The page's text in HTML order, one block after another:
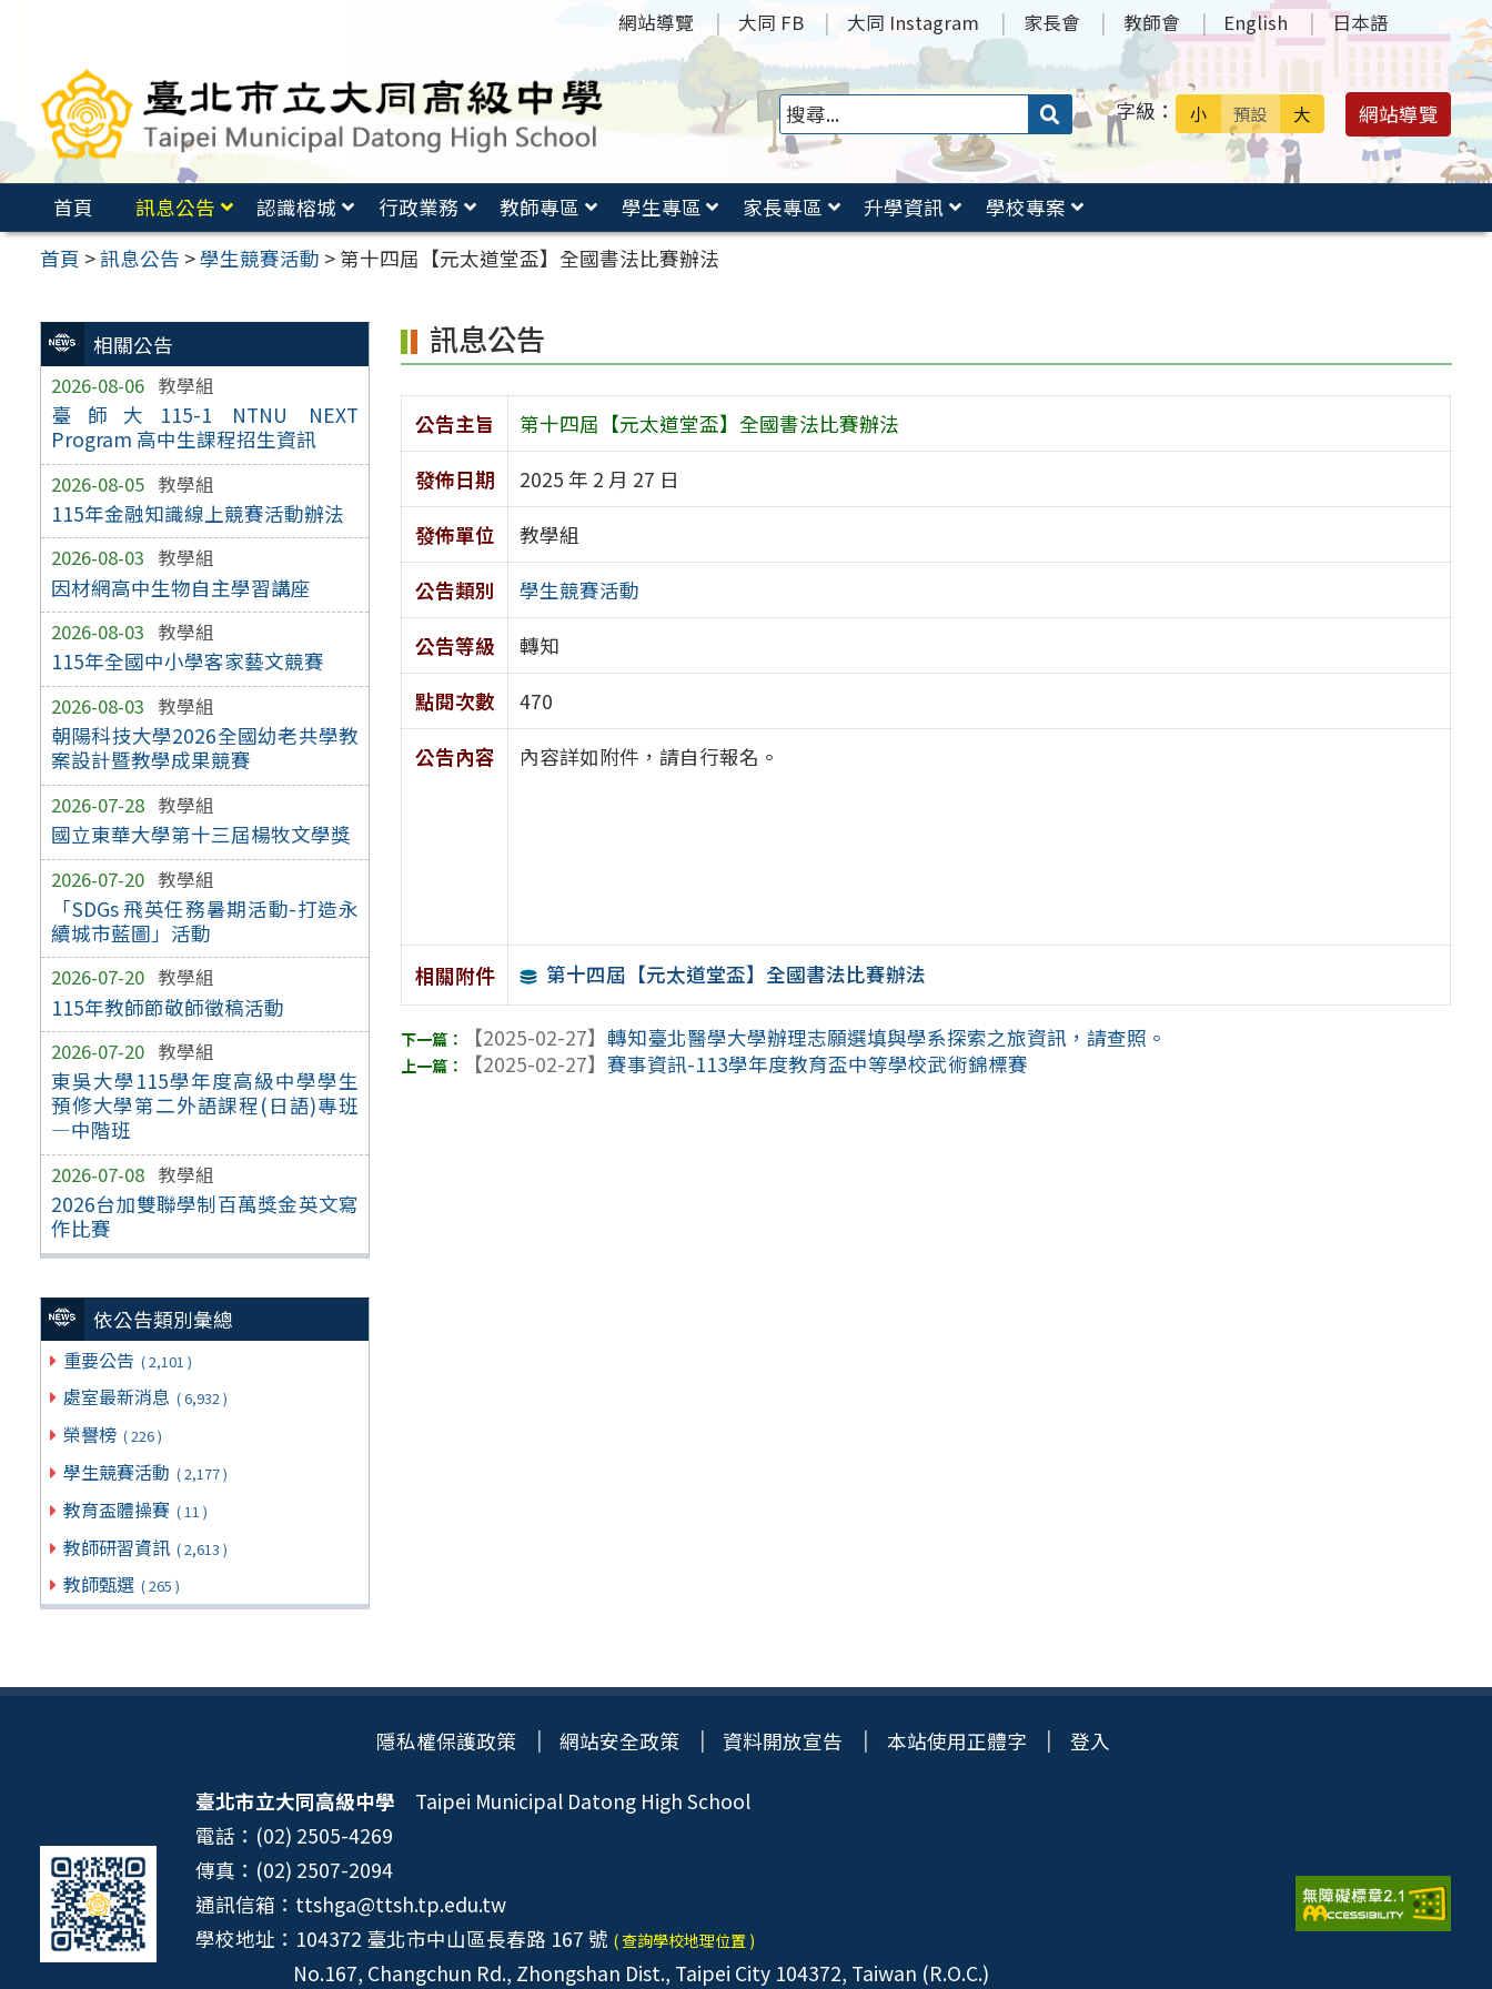
要
容
網站導覽 大同 FB 大同 Instagram 家長會 教師會 English 日本語
搜
送出 字級： 小 預設 大 網站導覽
首頁 訊息公告 認識榕城 行政業務 教師專區 學生專區 家長專區 升學資訊
學校專案
首頁 >訊息公告 >學生競賽活動 > 第十四屆【元太道堂盃】全國書法比賽辦法
相關公告
2026-08-06 教學組
臺師大115-1 NTNU NEXT
Program 高中生課程招生資訊
2026-08-05 教學組
115年金融知識線上競賽活動辦法
2026-08-03 教學組
因材網高中生物自主學習講座
2026-08-03 教學組
115年全國中小學客家藝文競賽
2026-08-03 教學組
朝陽科技大學2026全國幼老共學教
案設計暨教學成果競賽
2026-07-28 教學組
國立東華大學第十三屆楊牧文學獎
2026-07-20 教學組
「SDGs 飛英任務暑期活動-打造永
續城市藍圖」活動
2026-07-20 教學組
115年教師節敬師徵稿活動
2026-07-20 教學組
東吳大學115學年度高級中學學生
預修大學第二外語課程(日語)專班
—中階班
2026-07-08 教學組
2026台加雙聯學制百萬獎金英文寫
作比賽
依公告類別彙總
重要公告 ( 2,101 )
處室最新消息 ( 6,932 )
榮譽榜 ( 226 )
學生競賽活動 ( 2,177 )
教育盃體操賽 ( 11 )
教師研習資訊 ( 2,613 )
教師甄選 ( 265 )
訊息公告
公告主旨
第十四屆【元太道堂盃】全國書法比賽辦法
發佈日期
2025 年 2 月 27 日
發佈單位
教學組
公告類別
學生競賽活動
公告等級
轉知
點閱次數
470
公告內容
內容詳如附件，請自行報名。
相關附件 第十四屆【元太道堂盃】全國書法比賽辦法
【2025-02-27】轉知臺北醫學大學辦理志願選填與學系探索之旅資訊，請查照。
【2025-02-27】 賽事資訊-113學年度教育盃中等學校武術錦標賽
隱私權保護政策 網站安全政策 資料開放宣告 本站使用正體字 登入
臺北市立大同高級中學 Taipei Municipal Datong High School
電話：(02) 2505-4269
傳真：(02) 2507-2094
通訊信箱：ttshga@ttsh.tp.edu.tw
學校地址：104372 臺北市中山區長春路 167 號 ( 查詢學校地理位置 )
No.167, Changchun Rd., Zhongshan Dist., Taipei City 104372, Taiwan (R.O.C.)